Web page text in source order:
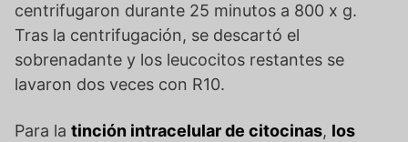
centrifugaron durante 25 minutos a 800 x g.
Tras la centrifugación, se descartó el
sobrenadante y los leucocitos restantes se
lavaron dos veces con R10.
Para la tinción intracelular de citocinas, los